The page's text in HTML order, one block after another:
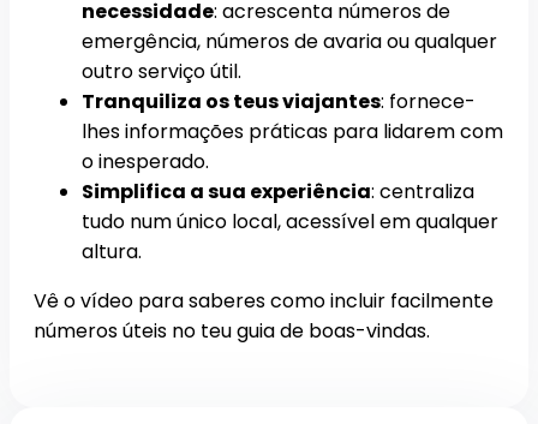
necessidade: acrescenta números de
emergência, números de avaria ou qualquer
outro serviço útil.
Tranquiliza os teus viajantes: fornece-
lhes informações práticas para lidarem com
o inesperado.
Simplifica a sua experiência: centraliza
tudo num único local, acessível em qualquer
altura.
Vê o vídeo para saberes como incluir facilmente
números úteis no teu guia de boas-vindas.